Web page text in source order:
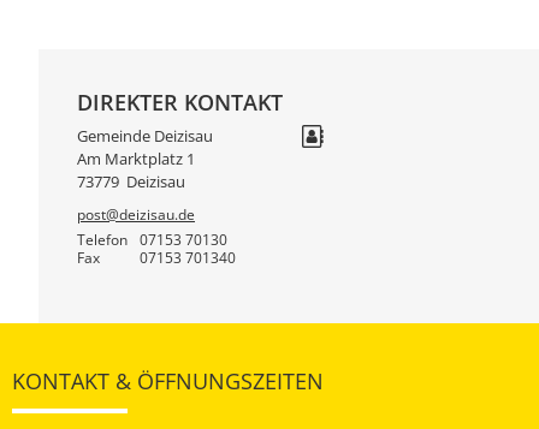
DIREKTER KONTAKT
Gemeinde Deizisau
Am Marktplatz 1
73779 Deizisau
post@deizisau.de
Telefon
07153 70130
Fax 07153 701340
KONTAKT & ÖFFNUNGSZEITEN